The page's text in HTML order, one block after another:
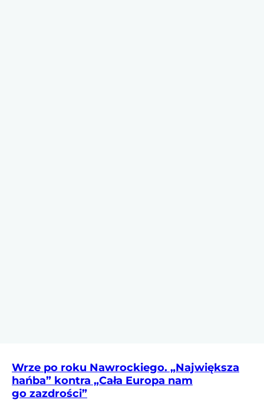
Wrze po roku Nawrockiego. „Największa
hańba” kontra „Cała Europa nam
go zazdrości”